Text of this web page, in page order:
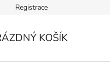
Odstoupení od
Registrace
KOŠÍK